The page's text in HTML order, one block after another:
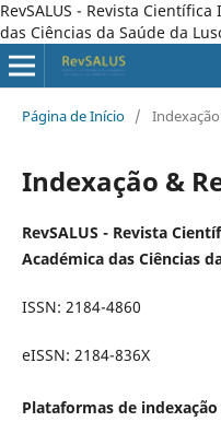
RevSALUS - Revista
das Ciências da Saúde da
Página de Início /
Indexação &
RevSALUS - Revista
Académica das Ciências
ISSN: 2184-4860
eISSN: 2184-836X
Plataformas de